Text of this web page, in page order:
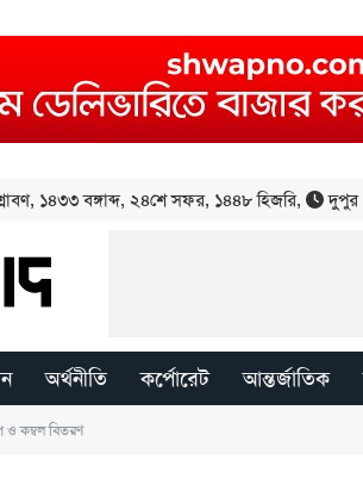
১৪৩৩ বঙ্গাব্দ, ২৪শে সফর, ১৪৪৮ হিজরি, দুপুর
অর্থনীতি কর্পোরেট আন্তর্জাতিক
ও কম্বল বিতরণ